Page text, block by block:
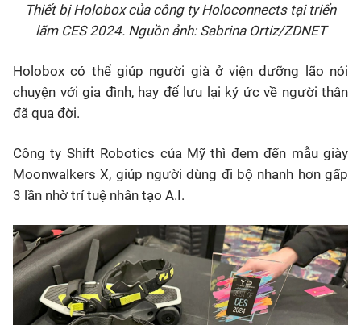
Thiết bị Holobox của công ty Holoconnects tại triển
lãm CES 2024. Nguồn ảnh: Sabrina Ortiz/ZDNET
Holobox có thể giúp người già ở viện dưỡng lão nói
chuyện với gia đình, hay để lưu lại ký ức về người thân
đã qua đời.
Công ty Shift Robotics của Mỹ thì đem đến mẫu giày
Moonwalkers X, giúp người dùng đi bộ nhanh hơn gấp
3 lần nhờ trí tuệ nhân tạo A.I.